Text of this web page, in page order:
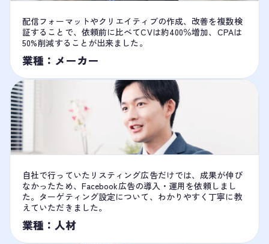
配信フォーマットやクリエイティブの作成、改善を複数検
証することで、依頼前に比べてCVは約400％増加、CPAは
50%削減することが出来ました。
業種：メーカー
自社で行っていたリスティング広告だけでは、成果が伸び
なかったため、Facebook広告の導入・運用を依頼しまし
た。ターゲティング設定について、わかりやすく丁寧に教
えていただきました。
業種：人材